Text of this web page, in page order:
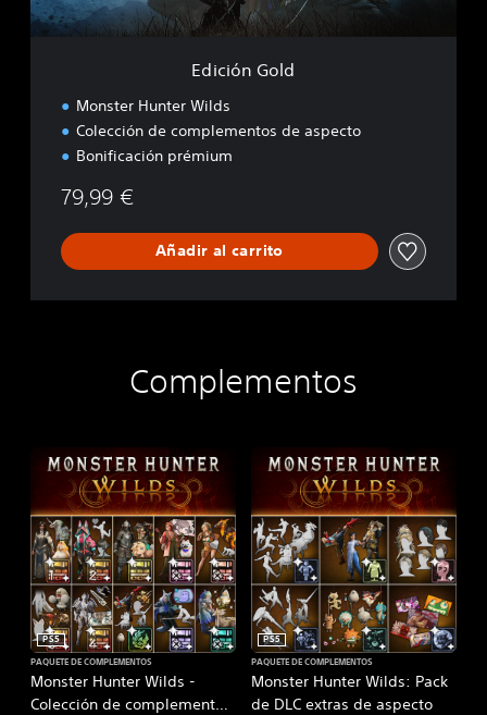
s
d
Edición Gold
Monster Hunter Wilds
Colección de complementos de aspecto
Bonificación prémium
79,99 €
Añadir al carrito
Complementos
Monster Hunter Wilds -
Colección de complementos
PS5
PAQUETE DE COMPLEMENTOS
Monster Hunter Wilds: Pack
de DLC extras de aspecto
PS5
PAQUETE DE COMPLEMENTOS